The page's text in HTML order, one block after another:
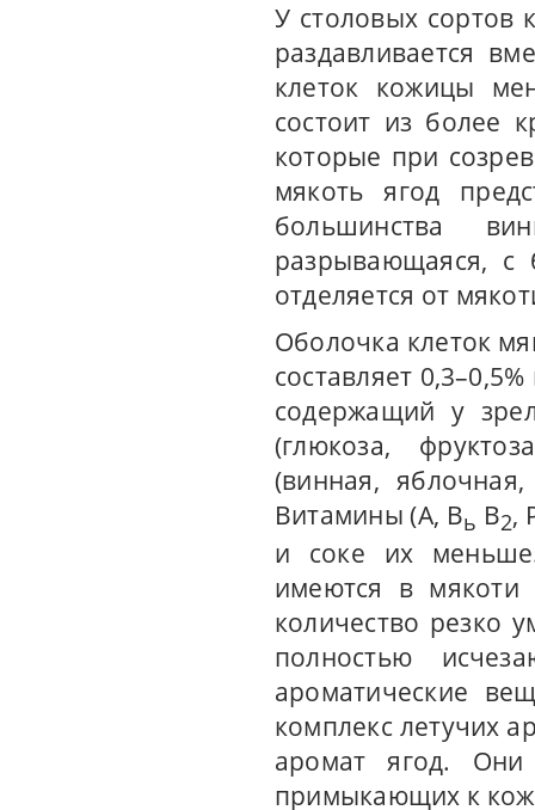
У столовых сортов
раздавливается
клеток кожицы
состоит из более
которые при
мякоть ягод
большинства
разрывающаяся, с
отделяется от
Оболочка клеток
составляет
содержащий у
(глюкоза,
(винная,
Витамины (А, Вь В2,
и соке их
имеются в мякоти
количество резко
полностью
ароматические
комплекс летучих
аромат ягод. Они
примыкающих к